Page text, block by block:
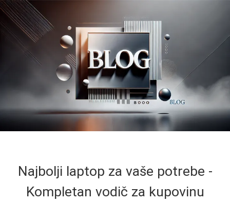
Najbolji laptop za vaše potrebe -
Kompletan vodič za kupovinu